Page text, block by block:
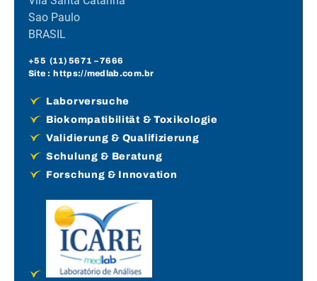
Sao Paulo
BRASIL
+55 (11) 5671 – 7666
Site : https://medlab.com.br
Laborversuche
Biokompatibilität & Toxikologie
Validierung & Qualifizierung
Schulung & Beratung
Forschung & Innovation